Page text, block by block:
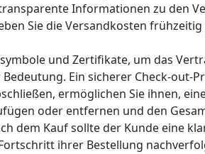
Informationen zu den
Sie die Versandkosten
und Zertifikate, um das
Ein sicherer Check-out-
ermöglichen Sie ihnen,
oder entfernen und den
dem Kauf sollte der Kunde eine
ihrer Bestellung